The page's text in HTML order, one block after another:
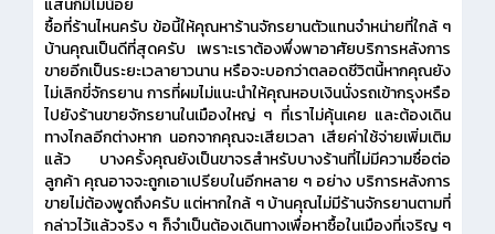
แสนก็มีไม่น้อย
ซื้อที่ร้านไหนครับ ข้อนี้ให้คุณหาร้านจักรยานตัวแทนจำหน่ายที่ใกล้ ๆ
บ้านคุณเป็นดีที่สุดครับ เพราะเราต้องพึ่งพาอาศัยบริการหลังการ
ขายอีกเป็นระยะเวลายาวนาน หรือจะบอกว่าตลอดชีวิตนี้หากคุณยัง
ไม่เลิกขี่จักรยาน การที่ผมไม่แนะนำให้คุณหอบเงินนั่งรถเข้ากรุงหรือ
ไปยังร้านขายจักรยานในเมืองใหญ่ ๆ ที่เราไม่คุ้นเคย และต้องเดิน
ทางไกลอีกต่างหาก นอกจากคุณจะเสียเวลา เสียค่าใช้จ่ายเพิ่มเติม
แล้ว บางครั้งคุณยังเป็นขาจรสำหรับบางร้านที่ไม่มีความซื่อต่อ
ลูกค้า คุณอาจจะถูกเอาเปรียบในอีกหลาย ๆ อย่าง บริการหลังการ
ขายไม่ต้องพูดถึงครับ แต่หากใกล้ ๆ บ้านคุณไม่มีร้านจักรยานตามที่
กล่าวไว้แล้วจริง ๆ ก็จำเป็นต้องเดินทางเพื่อหาซื้อในเมืองที่เจริญ ๆ